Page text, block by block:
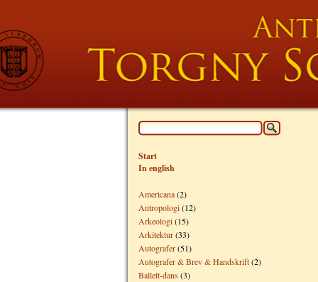
Start
In english
Americana(2)
Antropologi(12)
Arkeologi(15)
Arkitektur(33)
Autografer(51)
Autografer & Brev & Handskrift(2)
Ballett-dans (3)